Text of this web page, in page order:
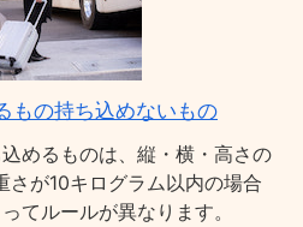
もの持ち込めないもの
めるものは、縦・横・高さの
さが10キログラム以内の場合
てルールが異なります。